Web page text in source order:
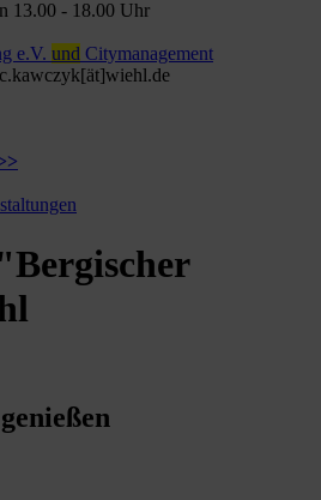
13.00 - 18.00 Uhr
e.V. und Citymanagement